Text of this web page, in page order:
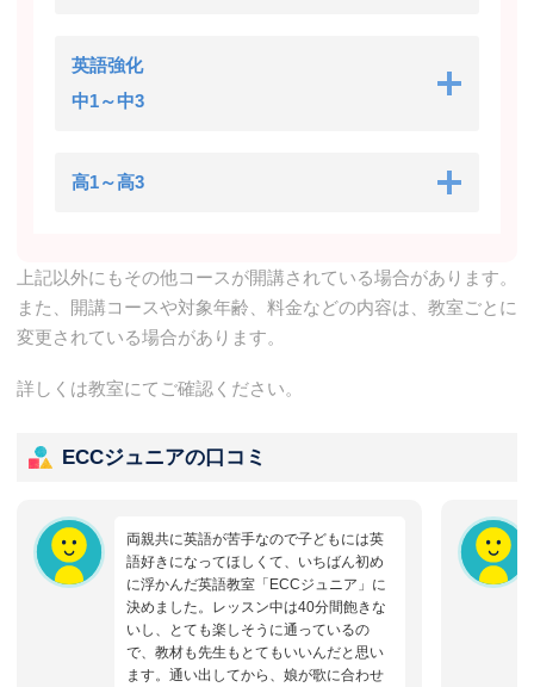
英語強化
中1～中3
高1～高3
上記以外にもその他コースが開講されている場合があります。
また、開講コースや対象年齢、料金などの内容は、教室ごとに
変更されている場合があります。
詳しくは教室にてご確認ください。
ECCジュニアの口コミ
両親共に英語が苦手なので子どもには英
語好きになってほしくて、いちばん初め
に浮かんだ英語教室「ECCジュニア」に
決めました。レッスン中は40分間飽きな
いし、とても楽しそうに通っているの
で、教材も先生もとてもいいんだと思い
ます。通い出してから、娘が歌に合わせ